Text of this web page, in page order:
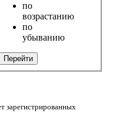
по
возрастанию
по
убыванию
Перейти
зарегистрированных